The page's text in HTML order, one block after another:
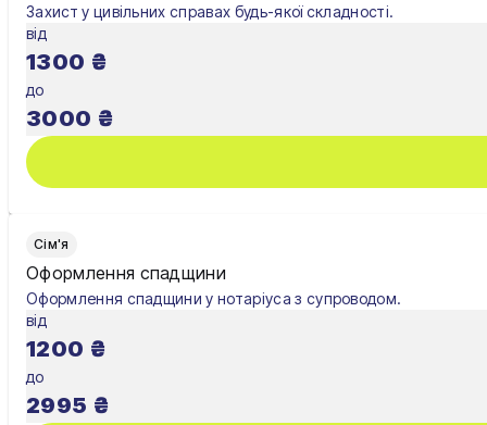
Хмельницький
Чернівці
Житомир
Київ
Львів
Захист у цивільних справах будь-якої складності.
від
1300 ₴
до
3000 ₴
Сім'я
Оформлення спадщини
Оформлення спадщини у нотаріуса з супроводом.
від
1200 ₴
до
2995 ₴